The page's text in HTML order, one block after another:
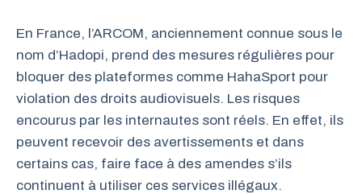
En France, l’ARCOM, anciennement connue sous le
nom d’Hadopi, prend des mesures régulières pour
bloquer des plateformes comme HahaSport pour
violation des droits audiovisuels. Les risques
encourus par les internautes sont réels. En effet, ils
peuvent recevoir des avertissements et dans
certains cas, faire face à des amendes s’ils
continuent à utiliser ces services illégaux.